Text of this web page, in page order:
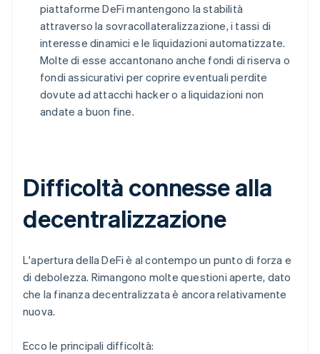
piattaforme DeFi mantengono la stabilità
attraverso la sovracollateralizzazione, i tassi di
interesse dinamici e le liquidazioni automatizzate.
Molte di esse accantonano anche fondi di riserva o
fondi assicurativi per coprire eventuali perdite
dovute ad attacchi hacker o a liquidazioni non
andate a buon fine.
Difficoltà connesse alla
decentralizzazione
L'apertura della DeFi è al contempo un punto di forza e
di debolezza. Rimangono molte questioni aperte, dato
che la finanza decentralizzata è ancora relativamente
nuova.
Ecco le principali difficoltà: